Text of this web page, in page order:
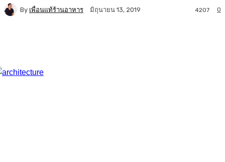
By เพื่อนแท้ร้านอาหาร มิถุนายน 13, 2019 0
4207